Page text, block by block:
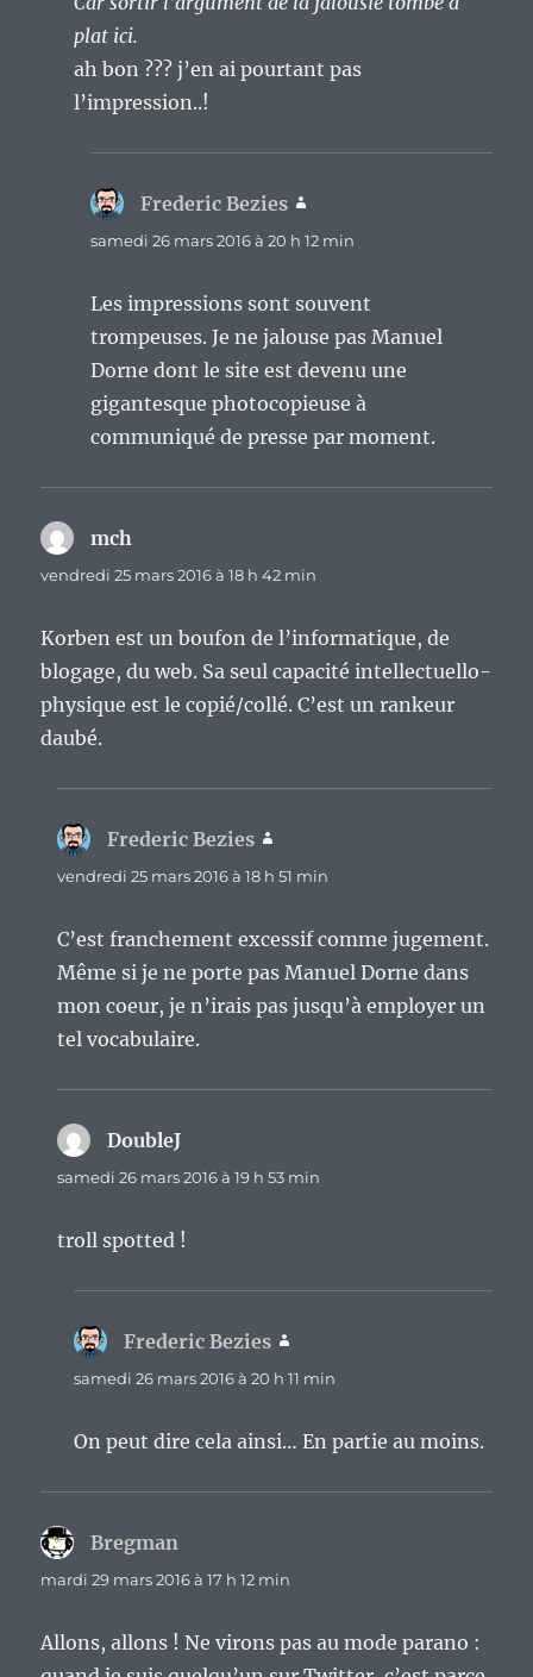
plat ici.
ah bon ??? j’en ai pourtant pas
l’impression..!
Frederic Bezies
samedi 26 mars 2016 à 20 h 12 min
Les impressions sont souvent
trompeuses. Je ne jalouse pas Manuel
Dorne dont le site est devenu une
gigantesque photocopieuse à
communiqué de presse par moment.
mch
vendredi 25 mars 2016 à 18 h 42 min
Korben est un boufon de l’informatique, de
blogage, du web. Sa seul capacité intellectuello-
physique est le copié/collé. C’est un rankeur
daubé.
Frederic Bezies
vendredi 25 mars 2016 à 18 h 51 min
C’est franchement excessif comme jugement.
Même si je ne porte pas Manuel Dorne dans
mon coeur, je n’irais pas jusqu’à employer un
tel vocabulaire.
DoubleJ
samedi 26 mars 2016 à 19 h 53 min
troll spotted !
Frederic Bezies
samedi 26 mars 2016 à 20 h 11 min
On peut dire cela ainsi… En partie au moins.
Bregman
mardi 29 mars 2016 à 17 h 12 min
Allons, allons ! Ne virons pas au mode parano :